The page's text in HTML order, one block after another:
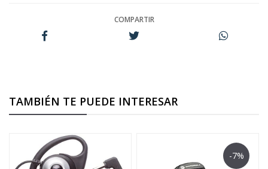
COMPARTIR
TAMBIÉN TE PUEDE INTERESAR
-7%